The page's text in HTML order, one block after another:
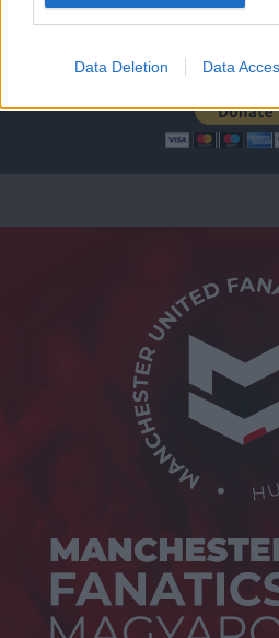
Data Deletion Data
Támogasd
a